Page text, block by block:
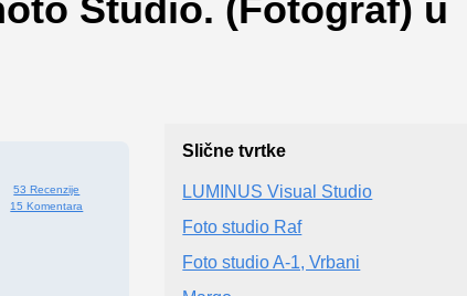
Studio. (Fotograf) u
53 Recenzije
15 Komentara
Slične tvrtke
LUMINUS Visual Studio
Foto studio Raf
Foto studio A-1, Vrbani